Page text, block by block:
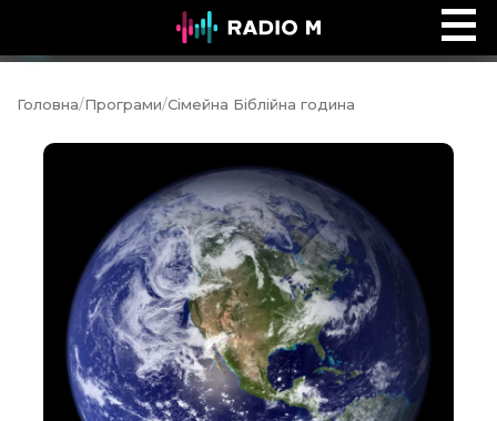
Ефір Radio M
Головна/Програми/Сімейна Біблійна година